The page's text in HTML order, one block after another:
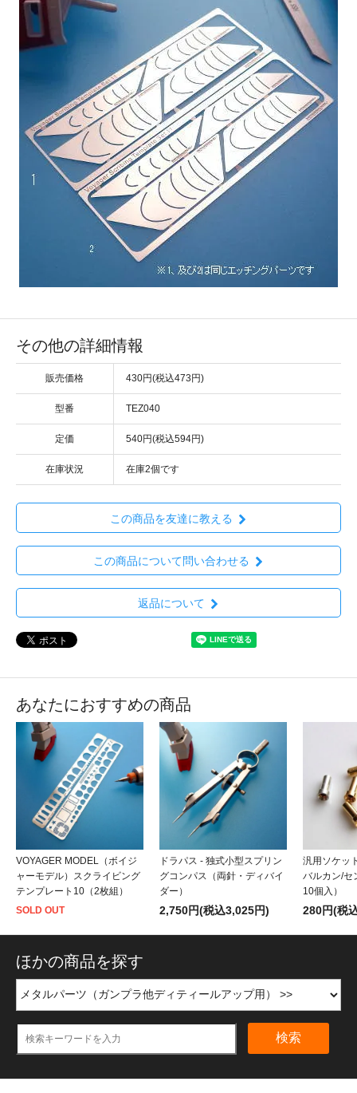
その他の詳細情報
販売価格 430円(税込473円)
型番 TEZ040
定価 540円(税込594円)
在庫状況 在庫2個です
この商品を友達に教える
この商品について問い合わせる
返品について
あなたにおすすめの商品
VOYAGER MODEL（ボイジ
ャーモデル）スクライビング
テンプレート10（2枚組）
SOLD OUT
ドラパス - 独式小型スプリン
グコンパス（両針・ディバイ
ダー）
2,750円(税込3,025円)
汎用ソケッ
バルカン/
10個入）
280円(税
ほかの商品を探す
検索